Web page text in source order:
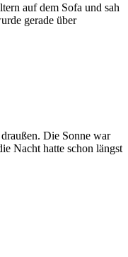
auf dem Sofa und sah
gerade über
Die Sonne war
Nacht hatte schon längst